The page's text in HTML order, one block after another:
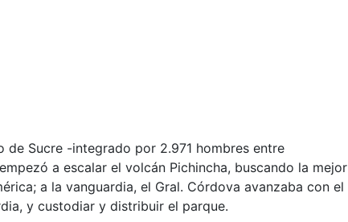
Sucre -integrado por 2.971 hombres entre
a escalar el volcán Pichincha, buscando la mejor
a la vanguardia, el Gral. Córdova avanzaba con el
y custodiar y distribuir el parque.